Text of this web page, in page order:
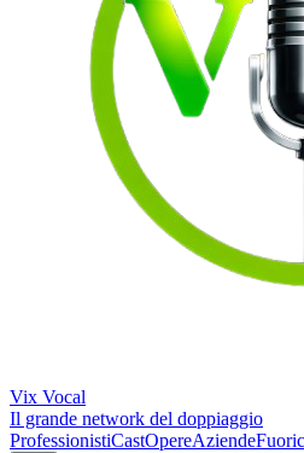
Vix Vocal
Il grande network del doppiaggio
ProfessionistiCastOpereAziende